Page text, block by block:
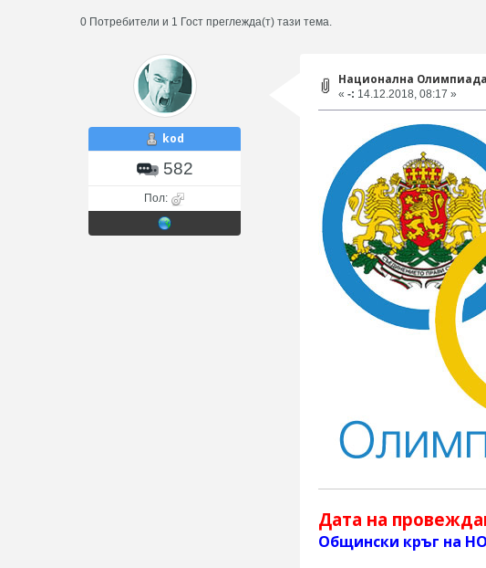
0 Потребители и 1 Гост преглежда(т) тази тема.
kod
582
Пол:
Национална
« -: 14.12.2018, 08:17 »
Дата на
Общински кръг на